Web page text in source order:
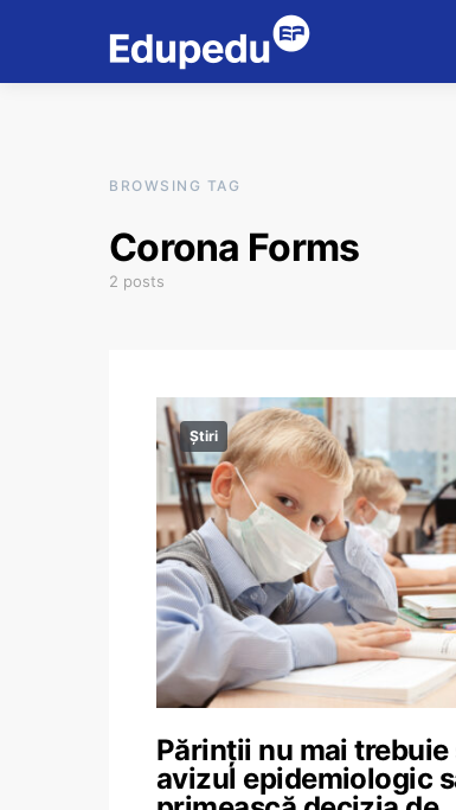
BROWSING TAG
Corona Forms
2 posts
Știri
Părinții nu mai trebuie
avizul epidemiologic